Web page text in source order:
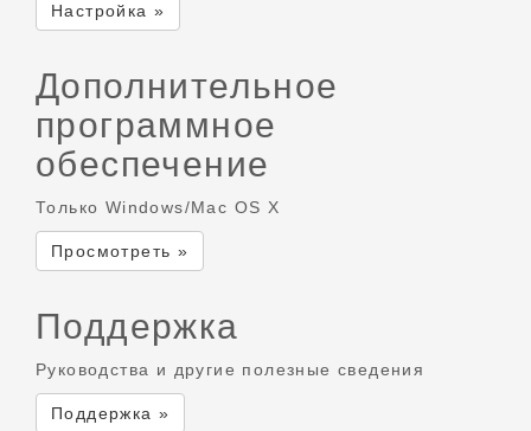
Настройка »
Дополнительное
программное
обеспечение
Только Windows/Mac OS X
Просмотреть »
Поддержка
Руководства и другие полезные сведения
Поддержка »